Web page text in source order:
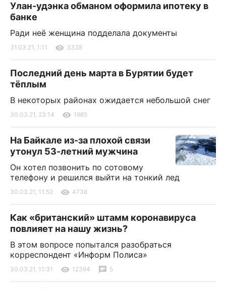
Улан-удэнка обманом оформила ипотеку в
банке
Ради неё женщина подделала документы
31.03.21, 1:11 3338
Последний день марта в Бурятии будет
тёплым
В некоторых районах ожидается небольшой снег
30.03.21, 23:14 1985
На Байкале из-за плохой связи
утонул 53-летний мужчина
Он хотел позвонить по сотовому
телефону и решился выйти на тонкий лед
30.03.21, 11:52 4738
Как «британский» штамм коронавируса
повлияет на нашу жизнь?
В этом вопросе попытался разобраться
корреспондент «Информ Полиса»
30.03.21, 11:31 12364 5